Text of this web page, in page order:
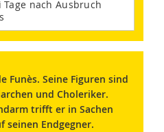
nach Ausbruch
Funès. Seine Figuren sind
und Choleriker.
trifft er in Sachen
seinen Endgegner.